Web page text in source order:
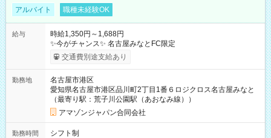
アルバイト 職種未経験OK
給与
時給1,350円～1,688円
✨今がチャンス✨ 名古屋みなとFC限定
交通費別途支給あり
勤務地
名古屋市港区
愛知県名古屋市港区品川町2丁目1番６ロジクロス名古屋みなと
（最寄り駅：荒子川公園駅（あおなみ線））
アマゾンジャパン合同会社
勤務時間
シフト制